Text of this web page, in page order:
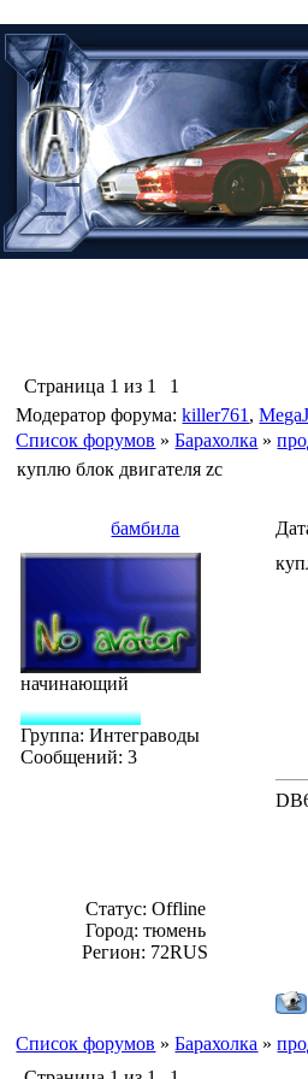
Страница 1 из 1
1
Модератор форума:killer761 ,
Список форумов » Барахолка »
куплю блок двигателя zc
бамбила
начинающий
Группа: Интеграводы
Сообщений:3
Статус: Offline
Город: тюмень
Регион: 72RUS
Список форумов » Барахолка »